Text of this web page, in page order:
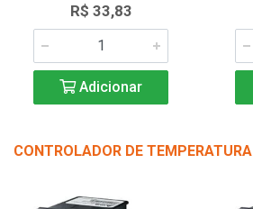
R$ 33,83
Adicionar
CONTROLADOR DE TEMPERATURA